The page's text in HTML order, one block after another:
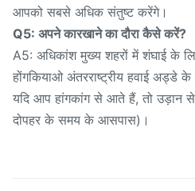
आपको सबसे अधिक संतुष्ट करेंगे।
Q5: अपने कारखाने का दौरा कैसे करें?
A5: अधिकांश मुख्य शहरों में शंघाई के
होंगकियाओ अंतरराष्ट्रीय हवाई अड्डे
यदि आप हांगकांग से आते हैं, तो उड़ान
दोपहर के समय के आसपास)।